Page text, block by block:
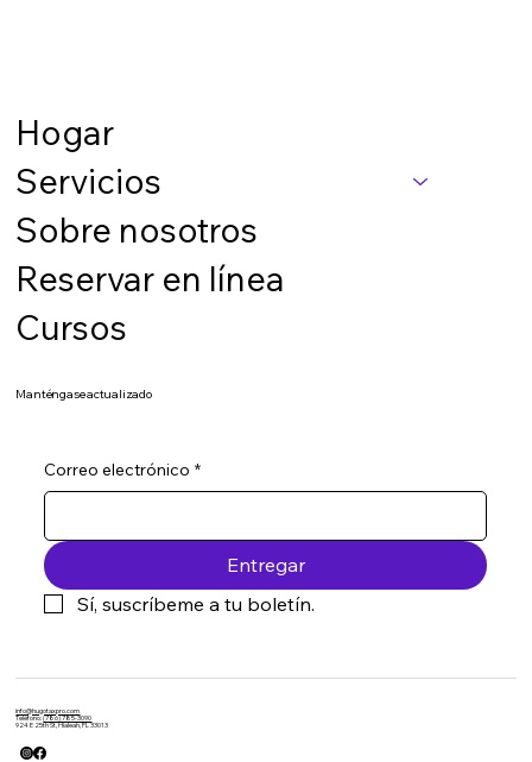
Hogar
Servicios
Sobre nosotros
Reservar en línea
Cursos
Manténgase actualizado
Correo electrónico *
Entregar
Sí, suscríbeme a tu boletín.
info@hugotaxpro.com
Teléfono:(786) 785-3090
924 E 25th St, Hialeah, FL 33013